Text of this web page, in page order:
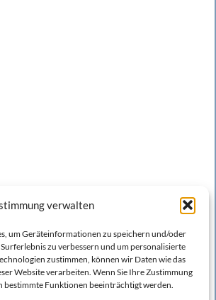
verwalten
um Geräteinformationen zu speichern und/oder
zu verbessern und um personalisierte
zustimmen, können wir Daten wie das
Website verarbeiten. Wenn Sie Ihre Zustimmung
Funktionen beeinträchtigt werden.